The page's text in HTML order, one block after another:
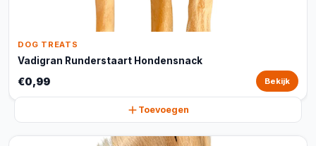
DOG TREATS
Vadigran Runderstaart Hondensnack
€0,99 Bekijk
Toevoegen